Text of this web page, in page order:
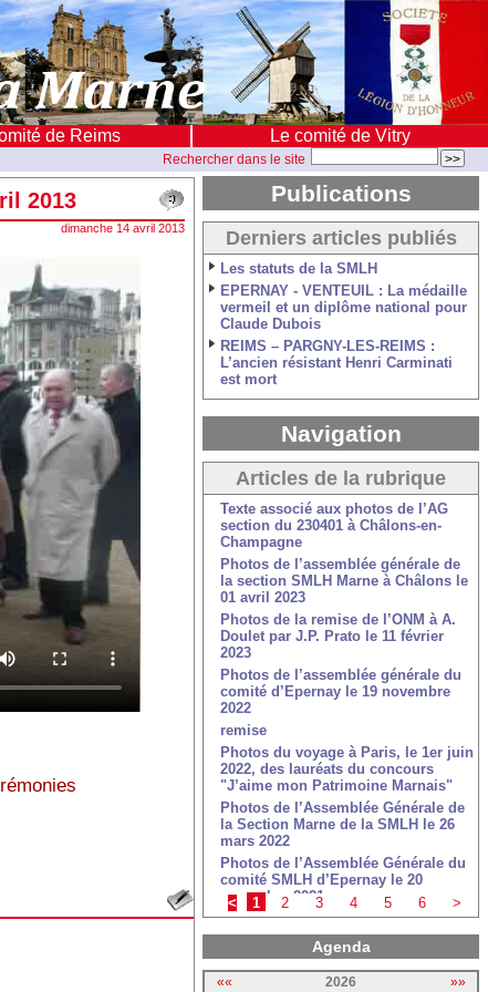
de Reims Le comité de Vitry
Rechercher dans le site
2013
dimanche 14 avril 2013
Publications
Derniers articles publiés
Les statuts de la SMLH
EPERNAY - VENTEUIL : La médaille
vermeil et un diplôme national pour
Claude Dubois
REIMS – PARGNY-LES-REIMS :
L’ancien résistant Henri Carminati
est mort
Navigation
Articles de la rubrique
Texte associé aux photos de l’AG
section du 230401 à Châlons-en-
Champagne
Photos de l’assemblée générale de
la section SMLH Marne à Châlons le
01 avril 2023
Photos de la remise de l’ONM à A.
Doulet par J.P. Prato le 11 février
2023
Photos de l’assemblée générale du
comité d’Epernay le 19 novembre
2022
remise
Photos du voyage à Paris, le 1er juin
2022, des lauréats du concours
"J’aime mon Patrimoine Marnais"
Photos de l’Assemblée Générale de
la Section Marne de la SMLH le 26
mars 2022
Photos de l’Assemblée Générale du
comité SMLH d’Epernay le 20
novembre 2021
Photos de l’exposition de la Légion
d’Honneur du 11 au 18 novembre
2021 à Vitry-le-François
Photos de la cérémonie de remise
< 1 2 3 4 5 6 >
Agenda
«« 2026
»»